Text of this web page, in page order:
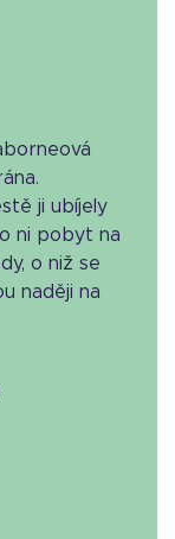
ji ubíjely
ni pobyt na
o niž se
naději na